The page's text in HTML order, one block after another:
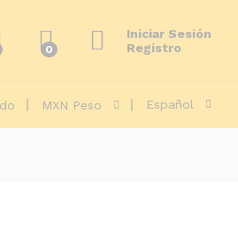
0
Iniciar Sesión
Registro
MXN Peso Español